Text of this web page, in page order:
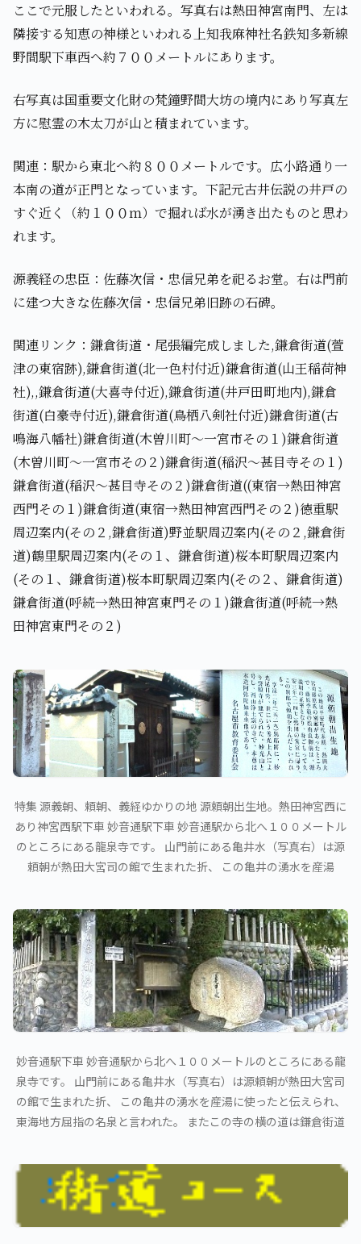
ここで元服したといわれる。写真右は熱田神宮南門、左は
隣接する知恵の神様といわれる上知我麻神社名鉄知多新線
野間駅下車西へ約７００メートルにあります。
右写真は国重要文化財の梵鐘野間大坊の境内にあり写真左
方に慰霊の木太刀が山と積まれています。
関連：駅から東北へ約８００メートルです。広小路通り一
本南の道が正門となっています。下記元古井伝説の井戸の
すぐ近く（約１００ｍ）で掘れば水が湧き出たものと思わ
れます。
源義経の忠臣：佐藤次信・忠信兄弟を祀るお堂。右は門前
に建つ大きな佐藤次信・忠信兄弟旧跡の石碑。
関連リンク：鎌倉街道・尾張編完成しました,鎌倉街道(萱
津の東宿跡),鎌倉街道(北一色村付近)鎌倉街道(山王稲荷神
社),,鎌倉街道(大喜寺付近),鎌倉街道(井戸田町地内),鎌倉
街道(白豪寺付近),鎌倉街道(鳥栖八剣社付近)鎌倉街道(古
鳴海八幡社)鎌倉街道(木曽川町～一宮市その１)鎌倉街道
(木曽川町～一宮市その２)鎌倉街道(稲沢～甚目寺その１)
鎌倉街道(稲沢～甚目寺その２)鎌倉街道((東宿→熱田神宮
西門その１)鎌倉街道(東宿→熱田神宮西門その２)徳重駅
周辺案内(その２,鎌倉街道)野並駅周辺案内(その２,鎌倉街
道)鶴里駅周辺案内(その１、鎌倉街道)桜本町駅周辺案内
(その１、鎌倉街道)桜本町駅周辺案内(その２、鎌倉街道)
鎌倉街道(呼続→熱田神宮東門その１)鎌倉街道(呼続→熱
田神宮東門その２)
特集 源義朝、頼朝、義経ゆかりの地 源頼朝出生地。熱田神宮西に
あり神宮西駅下車 妙音通駅下車 妙音通駅から北へ１００メートル
のところにある龍泉寺です。 山門前にある亀井水（写真右）は源
頼朝が熱田大宮司の館で生まれた折、 この亀井の湧水を産湯
妙音通駅下車 妙音通駅から北へ１００メートルのところにある龍
泉寺です。 山門前にある亀井水（写真右）は源頼朝が熱田大宮司
の館で生まれた折、 この亀井の湧水を産湯に使ったと伝えられ、
東海地方屈指の名泉と言われた。 またこの寺の横の道は鎌倉街道